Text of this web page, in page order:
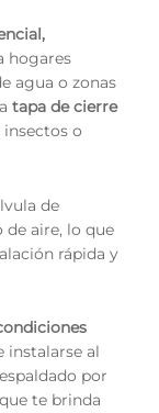
hogares
agua o zonas
tapa de cierre
o
de
aire, lo que
rápida y
instalarse al
por
te brinda